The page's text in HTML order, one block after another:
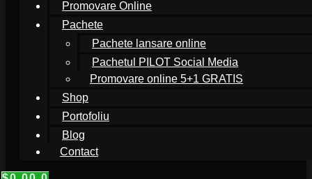
Promovare Online
Pachete
Pachete lansare online
Pachetul PILOT Social Media
Promovare online 5+1 GRATIS
Shop
Portofoliu
Blog
Contact